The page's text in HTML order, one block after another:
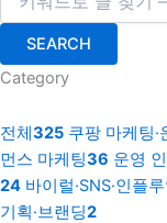
SEARCH
Category
전체325 쿠팡 마케팅·
먼스 마케팅36 운영
24 바이럴·SNS·인플
기획·브랜딩2